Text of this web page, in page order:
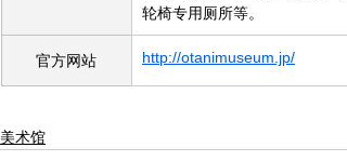
轮椅专用厕所等。
官方网站 http://otanimuseum.jp/
美术馆